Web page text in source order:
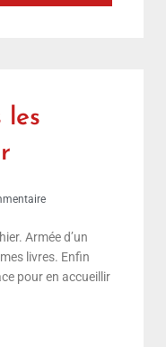
les
Armée d’un
livres. Enfin
pour en accueillir